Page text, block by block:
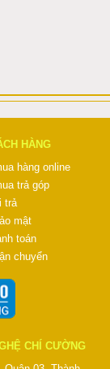
HÀNG
hàng online
trả góp
trả
mật
toán
chuyển
CHÍ CƯỜNG